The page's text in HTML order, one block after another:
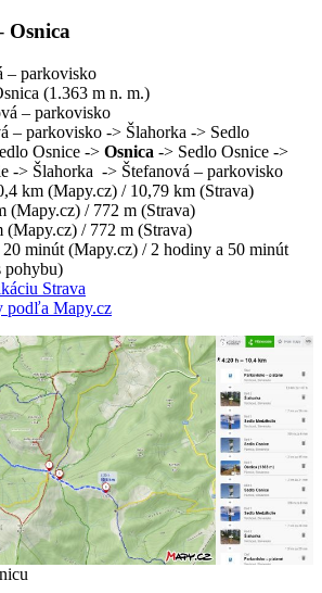
Osnica
– parkovisko
(1.363 m n. m.)
– parkovisko
– parkovisko -> Šlahorka -> Sedlo
Osnice -> Osnica -> Sedlo Osnice ->
-> Šlahorka -> Štefanová – parkovisko
km (Mapy.cz) / 10,79 km (Strava)
(Mapy.cz) / 772 m (Strava)
(Mapy.cz) / 772 m (Strava)
minút (Mapy.cz) / 2 hodiny a 50 minút
pohybu)
Strava
podľa Mapy.cz